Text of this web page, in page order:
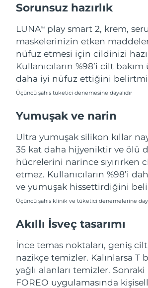
Sorunsuz hazırlık
LUNATM
play smart 2, krem,
maskelerinizin etken
nüfuz etmesi için cildinizi
Kullanıcıların %98’i cilt
daha iyi nüfuz ettiğini
Üçüncü şahıs tüketici denemesine dayalıdır
Yumuşak ve narin
Ultra yumuşak silikon kıllar
35 kat daha hijyeniktir ve ölü
hücrelerini narince sıyırırken
etmez. Kullanıcıların %98’i
ve yumuşak hissettirdiğini
Üçüncü şahıs klinik ve tüketici denemelerine
Akıllı İsveç tasarımı
İnce temas noktaları, geniş cilt
nazikçe temizler. Kalınlarsa T
yağlı alanları temizler.
FOREO uygulamasında
Polonya
Portekiz
Porto Riko
Reunion
Romanya
Rusya
Suudi Arabistan
Singapur
Slovakya